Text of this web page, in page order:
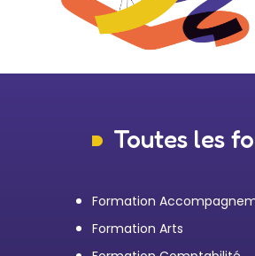
Toutes les
Formation
personnel et Bilan de
compétences
Formation Arts